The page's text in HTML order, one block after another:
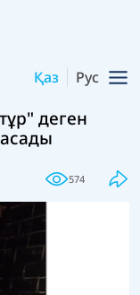
Қаз Рус
деген
574